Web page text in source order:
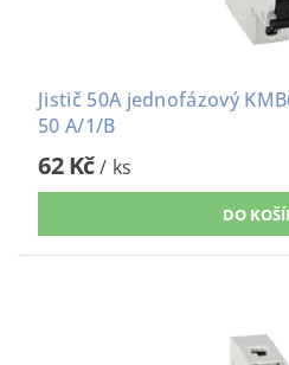
Jistič 50A jednofázový
50 A/1/B
62 Kč/ ks